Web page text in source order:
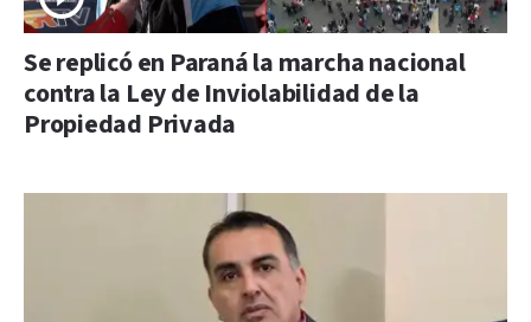
Se replicó en Paraná la marcha nacional
contra la Ley de Inviolabilidad de la
Propiedad Privada